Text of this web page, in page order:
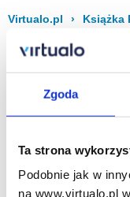
Zgoda
Ta strona
Podobnie jak w
na www.virtualo.pl
Virtualo.pl › Książka
Filtruj